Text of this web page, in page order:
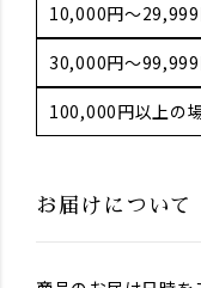
お届けについて
10,000円～
30,000円～
100,000円以上の